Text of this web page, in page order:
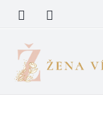
obsah